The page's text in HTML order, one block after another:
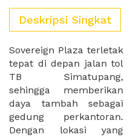
Deskripsi Singkat
Sovereign Plaza terletak
tepat di depan jalan tol
TB Simatupang,
sehingga memberikan
daya tambah sebagai
gedung perkantoran.
Dengan lokasi yang
Gedung menawarkan
harga yang kompetitif.
Gedung ini juga dekat
dengan lapangan Golf,
Anda yang menyukai
olahraga ini dapat